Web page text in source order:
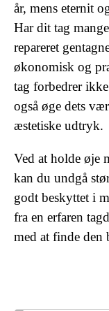
år, mens eternit
Har dit tag
repareret
økonomisk og
tag forbedrer
også øge dets
æstetiske udtryk.
Ved at holde øje
kan du undgå
godt beskyttet i
fra en erfaren
med at finde den